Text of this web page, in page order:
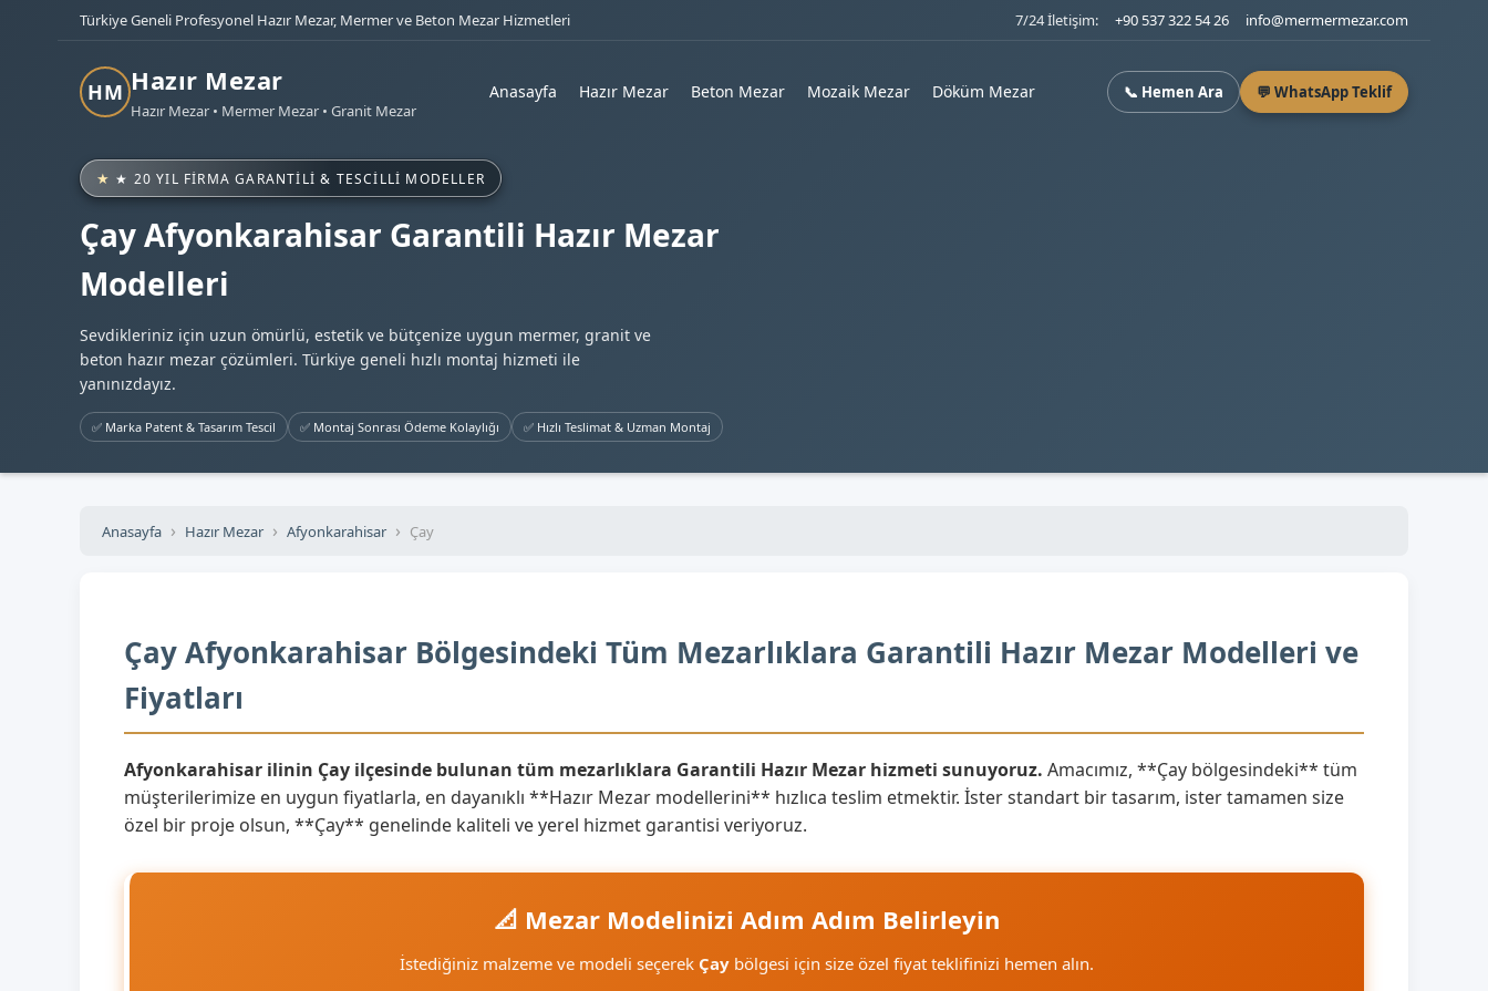
Türkiye Geneli Profesyonel Hazır Mezar, Mermer ve Beton Mezar Hizmetleri 7/24 İletişim: +90 537 322 54 26 info@mermermezar.com
HM Hazır Mezar
Hazır Mezar • Mermer Mezar • Granit Mezar
Anasayfa Hazır Mezar Beton Mezar Mozaik Mezar Döküm Mezar 📞 Hemen Ara 💬 WhatsApp Teklif
★ 20 YIL FIRMA GARANTILI & TESCILLI MODELLER
Çay Afyonkarahisar Garantili Hazır Mezar
Modelleri
Sevdikleriniz için uzun ömürlü, estetik ve bütçenize uygun mermer, granit ve
beton hazır mezar çözümleri. Türkiye geneli hızlı montaj hizmeti ile
yanınızdayız.
✅ Marka Patent & Tasarım Tescil ✅ Montaj Sonrası Ödeme Kolaylığı ✅ Hızlı Teslimat & Uzman Montaj
Anasayfa Hazır Mezar Afyonkarahisar Çay
Çay Afyonkarahisar Bölgesindeki Tüm Mezarlıklara Garantili Hazır Mezar Modelleri ve
Fiyatları
Afyonkarahisar ilinin Çay ilçesinde bulunan tüm mezarlıklara Garantili Hazır Mezar hizmeti sunuyoruz. Amacımız, **Çay bölgesindeki** tüm
müşterilerimize en uygun fiyatlarla, en dayanıklı **Hazır Mezar modellerini** hızlıca teslim etmektir. İster standart bir tasarım, ister tamamen size
özel bir proje olsun, **Çay** genelinde kaliteli ve yerel hizmet garantisi veriyoruz.
📐 Mezar Modelinizi Adım Adım Belirleyin
İstediğiniz malzeme ve modeli seçerek Çay bölgesi için size özel fiyat teklifinizi hemen alın.